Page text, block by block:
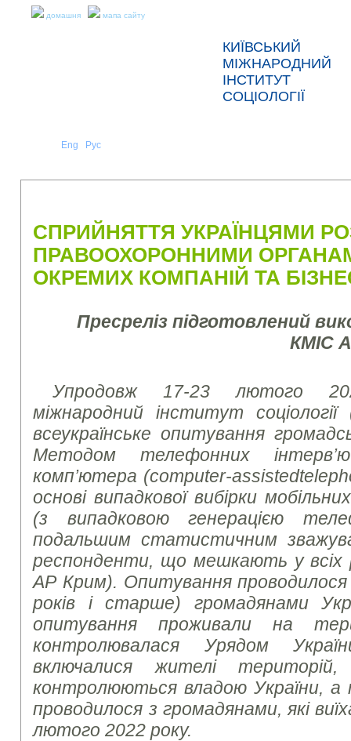
домашня мапа сайту
КИЇВСЬКИЙ
МІЖНАРОДНИЙ
ІНСТИТУТ
СОЦІОЛОГІЇ
Eng Рус
СПРИЙНЯТТЯ УКРАЇНЦЯМИ
ПРАВООХОРОННИМИ
ОКРЕМИХ КОМПАНІЙ ТА
Пресреліз підготовлений
КМІС
Упродовж 17-23 лютого
міжнародний інститут
всеукраїнське опитування
Методом телефонних
комп’ютера (computer-assisted
основі випадкової вибірки
(з випадковою генерацією
подальшим статистичним
респонденти, що мешкають у всіх
АР Крим). Опитування проводилося
років і старше) громадянами
опитування проживали на
контролювалася Урядом
включалися жителі
контролюються владою України,
проводилося з громадянами, які
лютого 2022 року.